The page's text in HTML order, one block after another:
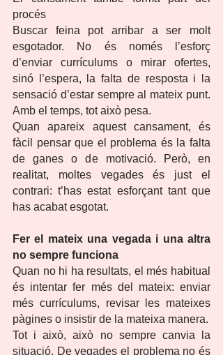
procés
Buscar feina pot arribar a ser molt
esgotador. No és només l’esforç
d’enviar currículums o mirar ofertes,
sinó l’espera, la falta de resposta i la
sensació d’estar sempre al mateix punt.
Amb el temps, tot això pesa.
Quan apareix aquest cansament, és
fàcil pensar que el problema és la falta
de ganes o de motivació. Però, en
realitat, moltes vegades és just el
contrari: t’has estat esforçant tant que
has acabat esgotat.
Fer el mateix una vegada i una altra
no sempre funciona
Quan no hi ha resultats, el més habitual
és intentar fer més del mateix: enviar
més currículums, revisar les mateixes
pàgines o insistir de la mateixa manera.
Tot i això, això no sempre canvia la
situació. De vegades el problema no és